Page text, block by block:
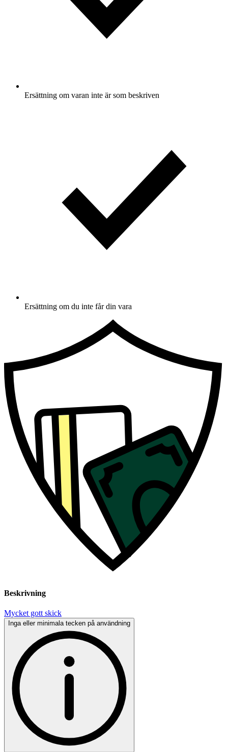
Ersättning om varan inte är som beskriven
Ersättning om du inte får din vara
Beskrivning
Mycket gott skick
Inga eller minimala tecken på användning